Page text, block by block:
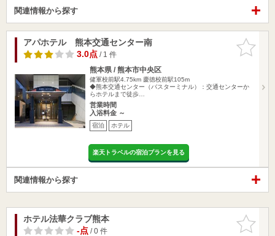
関連情報から探す
お気に入
りに追加
アパホテル 熊本交通センター南
3.0点/ 1 件
熊本県 / 熊本市中央区
健軍校前駅4.75km 慶徳校前駅105m
◆熊本交通センター（バスターミナル）：交通センターか
らホテルまで徒歩…
営業時間
入浴料金 ～
宿泊 ホテル
楽天トラベルの宿泊プランを見る
関連情報から探す
お気に入
りに追加
ホテル法華クラブ熊本
-点/ 0 件